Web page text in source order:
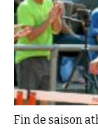
Fin de saison